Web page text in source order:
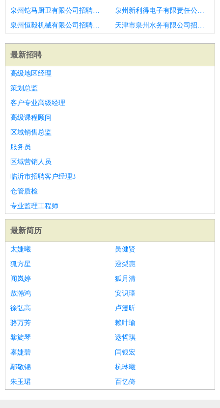
泉州铠马厨卫有限公司招聘探亲假期
泉州新利得电子有限责任公司招聘小时工＋25
泉州恒毅机械有限公司招聘仓管
天津市泉州水务有限公司招聘津市年底双薪
最新招聘
高级地区经理
策划总监
客户专业高级经理
高级课程顾问
区域销售总监
服务员
区域营销人员
临沂市招聘客户经理3
仓管质检
专业监理工程师
最新简历
太婕曦
吴健贤
狐方星
逯梨惠
闻岚婷
狐月清
敖瀚鸿
安识璋
徐弘高
卢漫昕
骆万芳
赖叶瑜
黎旋琴
逯哲琪
辜婕碧
闫银宏
鄢敬锦
杭琳曦
朱玉珺
百忆倚